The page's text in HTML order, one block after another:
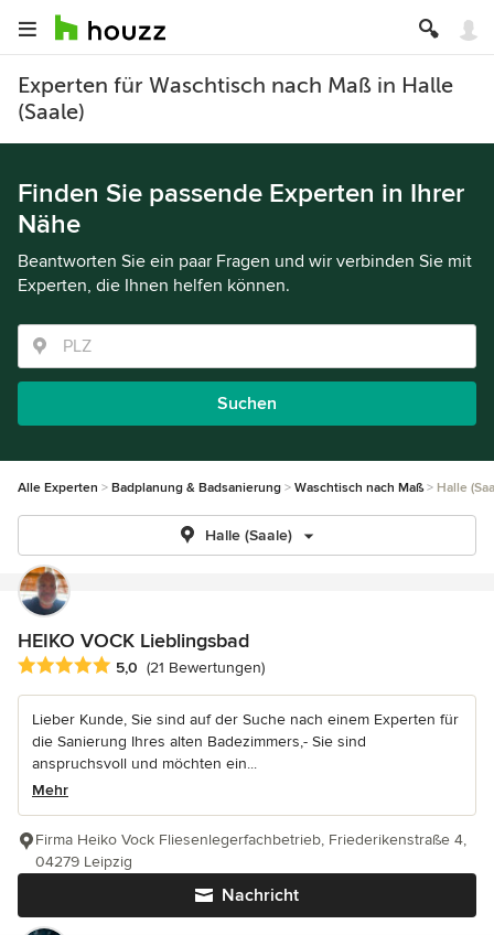
Experten für Waschtisch nach Maß in Halle
(Saale)
Finden Sie passende Experten in Ihrer
Nähe
Beantworten Sie ein paar Fragen und wir verbinden Sie mit
Experten, die Ihnen helfen können.
Suchen
Alle Experten Badplanung & Badsanierung Waschtisch nach Maß Halle
Halle (Saale)
HEIKO VOCK Lieblingsbad
Durchschnittliche Bewertung: 5 von 5 Sternen
5,0 (21 Bewertungen)
Lieber Kunde, Sie sind auf der Suche nach einem Experten für
die Sanierung Ihres alten Badezimmers,- Sie sind
anspruchsvoll und möchten ein...
Mehr
Nachricht
Firma Heiko Vock Fliesenlegerfachbetrieb, Friederikenstraße 4,
04279 Leipzig